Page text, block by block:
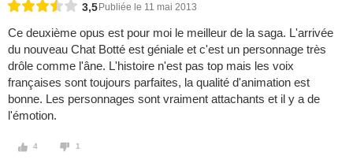
3,5 Publiée le 11 mai 2013
Ce deuxième opus est pour moi le meilleur de la saga. L'arrivée
du nouveau Chat Botté est géniale et c'est un personnage très
drôle comme l'âne. L'histoire n'est pas top mais les voix
françaises sont toujours parfaites, la qualité d'animation est
bonne. Les personnages sont vraiment attachants et il y a de
l'émotion.
4 1